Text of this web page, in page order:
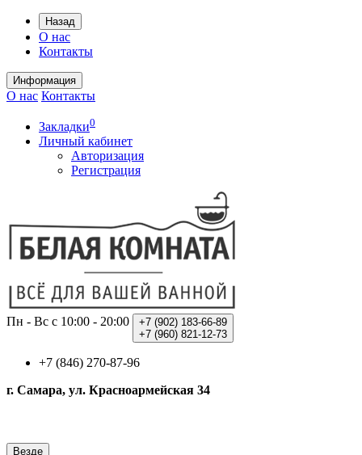
Назад
О нас
Контакты
Информация
О нас Контакты
Закладки0
Личный кабинет
Авторизация
Регистрация
Пн - Вс с 10:00 - 20:00 +7 (902) 183-66-89
+7 (960) 821-12-73
+7 (846) 270-87-96
г. Самара, ул. Красноармейская 34
Везде